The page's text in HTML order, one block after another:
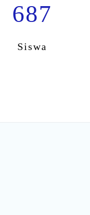
687
Siswa